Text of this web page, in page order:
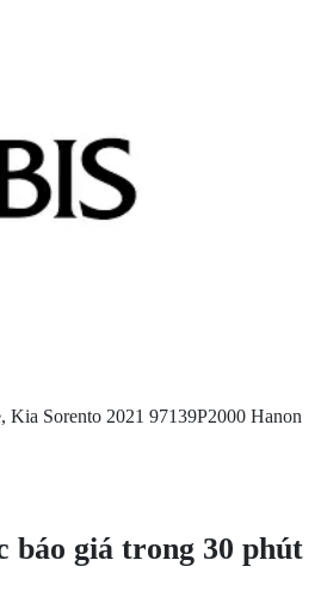
Kia Sorento 2021 97139P2000 Hanon
báo giá trong 30 phút